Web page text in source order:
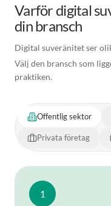
Varför digital
din bransch
Digital suveränitet ser
Välj den bransch som
praktiken.
Offentlig sektor
Privata företag
1